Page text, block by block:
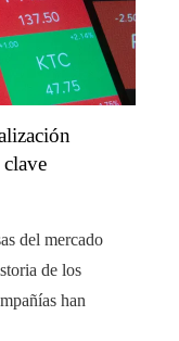
del mercado
de los
han